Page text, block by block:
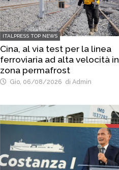
ITALPRESS TOP NEWS
Cina, al via test per la linea
ferroviaria ad alta velocità in
zona permafrost
Gio, 06/08/2026 di Admin